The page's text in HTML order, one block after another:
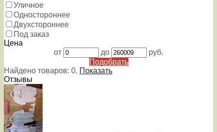
Уличное
Одностороннее
Двухстороннее
Под заказ
Цена
от
до
руб.
Подобрать
Найдено товаров: 0. Показать
Отзывы